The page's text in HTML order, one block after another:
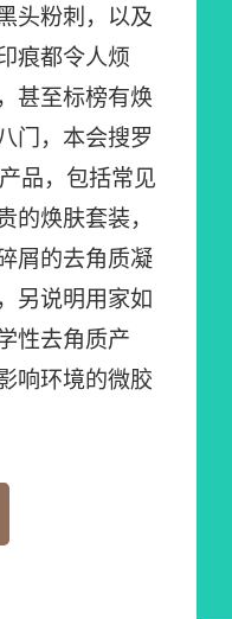
头粉刺，以及
痕都令人烦
甚至标榜有焕
门，本会搜罗
品，包括常见
的焕肤套装，
屑的去角质凝
另说明用家如
性去角质产
响环境的微胶